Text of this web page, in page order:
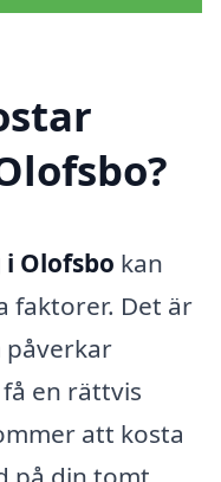
Olofsbo kan
faktorer. Det är
en rättvis
att kosta